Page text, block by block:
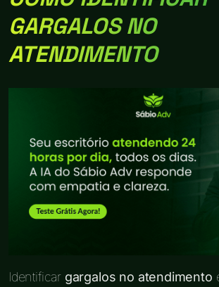
GARGALOS NO
ATENDIMENTO
Identificar gargalos no atendimento